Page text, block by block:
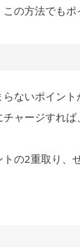
の方法でもポ
ないポイン
ャージすれ
の2重取り、